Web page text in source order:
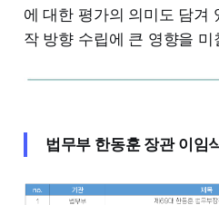
에 대한 평가의 의미도 담겨
작 방향 수립에 큰 영향을 미
법무부 한동훈 장관 이임